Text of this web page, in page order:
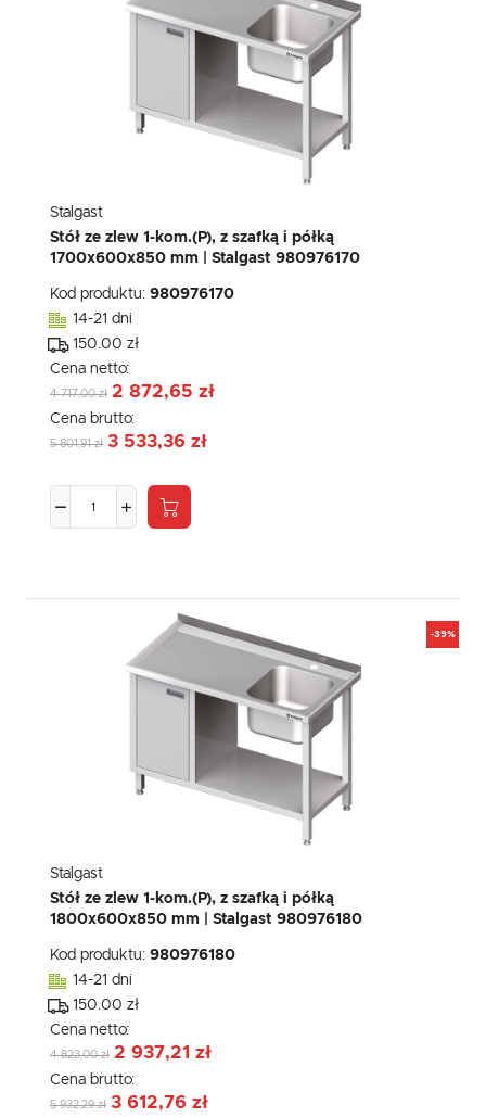
Stalgast
Stół ze zlew 1-kom.(P), z szafką i półką
1700x600x850 mm | Stalgast 980976170
Kod produktu: 980976170
14-21 dni
150.00 zł
Cena netto:
4 717,00 zł 2 872,65 zł
Cena brutto:
5 801,91 zł 3 533,36 zł
-39%
Stalgast
Stół ze zlew 1-kom.(P), z szafką i półką
1800x600x850 mm | Stalgast 980976180
Kod produktu: 980976180
14-21 dni
150.00 zł
Cena netto:
4 823,00 zł 2 937,21 zł
Cena brutto:
5 932,29 zł 3 612,76 zł